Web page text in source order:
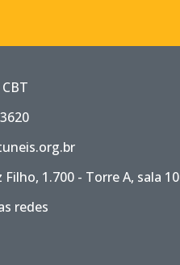
Filho, 1.700 - Torre A, sala
redes